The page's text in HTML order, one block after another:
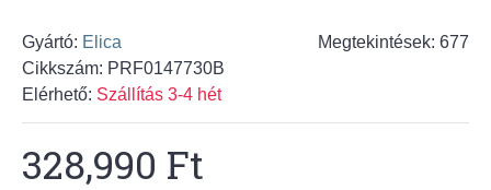
Megtekintések: 677
Gyártó: Elica
Cikkszám: PRF0147730B
Elérhető: Szállítás 3-4 hét
328,990 Ft